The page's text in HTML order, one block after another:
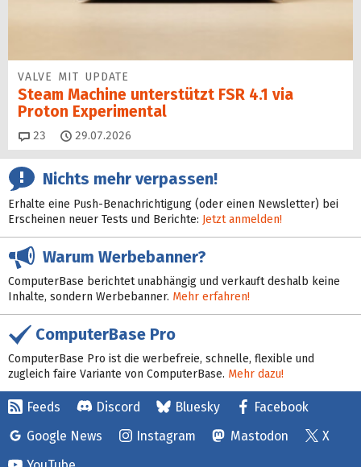
VALVE MIT UPDATE
Steam Machine unterstützt FSR 4.1 via
Proton Experimental
23 Kommentare
29.07.2026
Nichts mehr verpassen!
Erhalte eine Push-Benachrichtigung (oder einen Newsletter) bei
Erscheinen neuer Tests und Berichte: Jetzt anmelden!
Warum Werbebanner?
ComputerBase berichtet unabhängig und verkauft deshalb keine
Inhalte, sondern Werbebanner. Mehr erfahren!
ComputerBase Pro
ComputerBase Pro ist die werbefreie, schnelle, flexible und
zugleich faire Variante von ComputerBase. Mehr dazu!
Feeds Discord Bluesky
Facebook
Google News
Instagram Mastodon
X